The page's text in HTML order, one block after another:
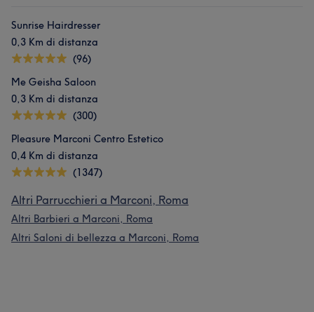
Sunrise Hairdresser
0,3 Km di distanza
(96)
Me Geisha Saloon
0,3 Km di distanza
(300)
Pleasure Marconi Centro Estetico
0,4 Km di distanza
(1347)
Altri Parrucchieri a Marconi, Roma
Altri Barbieri a Marconi, Roma
Altri Saloni di bellezza a Marconi, Roma